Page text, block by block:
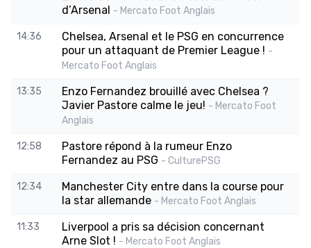
d’Arsenal - Mercato Foot Anglais
14:36
Chelsea, Arsenal et le PSG en concurrence
pour un attaquant de Premier League ! -
Mercato Foot Anglais
13:35
Enzo Fernandez brouillé avec Chelsea ?
Javier Pastore calme le jeu! - Mercato Foot
Anglais
12:58
Pastore répond à la rumeur Enzo
Fernandez au PSG - CulturePSG
12:34
Manchester City entre dans la course pour
la star allemande - Mercato Foot Anglais
11:33
Liverpool a pris sa décision concernant
Arne Slot ! - Mercato Foot Anglais